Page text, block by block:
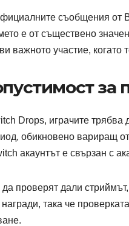
съобщения от
е от съществено
важното участие, когато
за
Drops, играчите
обикновено вариращ
акаунтът е свързан с
проверят дали
така че